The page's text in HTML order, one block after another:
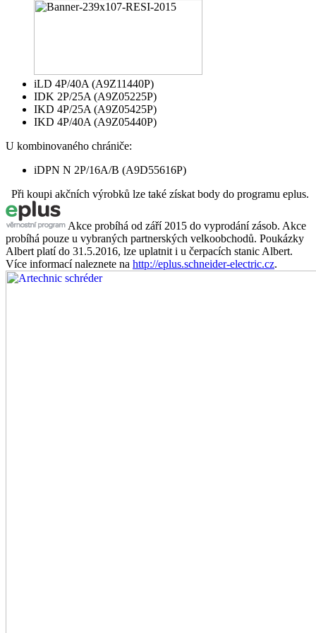
iLD 4P/40A (A9Z11440P)
IDK 2P/25A (A9Z05225P)
IKD 4P/25A (A9Z05425P)
IKD 4P/40A (A9Z05440P)
U kombinovaného chrániče:
iDPN N 2P/16A/B (A9D55616P)
Při koupi akčních výrobků lze také získat body do programu eplus.
Akce probíhá od září 2015 do vyprodání zásob. Akce
probíhá pouze u vybraných partnerských velkoobchodů. Poukázky
Albert platí do 31.5.2016, lze uplatnit i u čerpacích stanic Albert.
Více informací naleznete na http://eplus.schneider-electric.cz.